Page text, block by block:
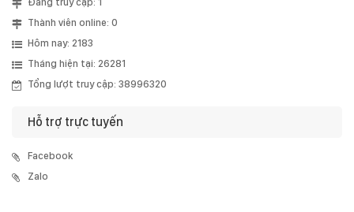
Thành viên online: 0
Hôm nay: 2183
Tháng hiện tại: 26281
Tổng lượt truy cập: 38996320
Hỗ trợ trực tuyến
Facebook
Zalo